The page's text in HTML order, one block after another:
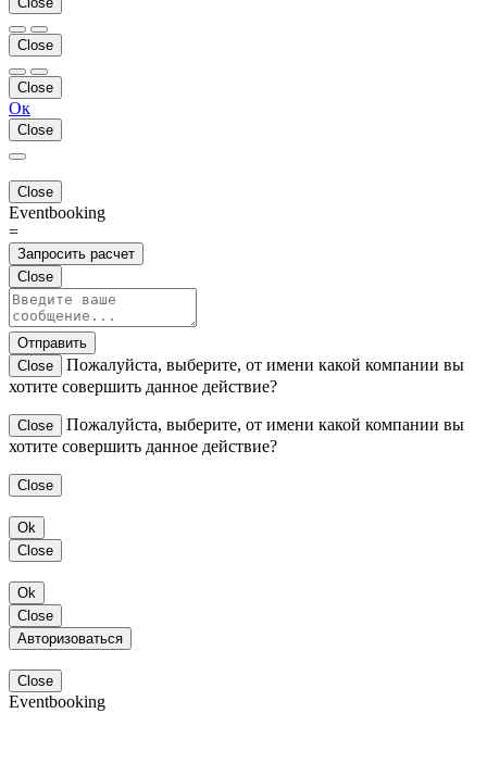
Close
Close
Ок
Close
Close
Eventbooking
=
Запросить расчет
Close
Отправить
Close
Пожалуйста, выберите, от имени какой компании вы
хотите совершить данное действие?
Close
Пожалуйста, выберите, от имени какой компании вы
хотите совершить данное действие?
Close
Ok
Close
Ok
Close
Авторизоваться
Close
Eventbooking